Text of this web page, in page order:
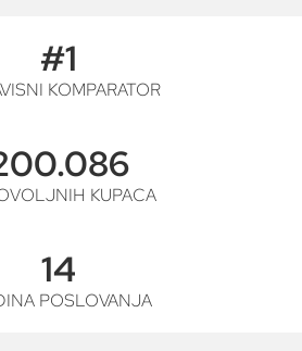
#1
KOMPARATOR
KUPACA
14
POSLOVANJA